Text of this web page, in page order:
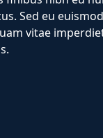
Sed eu
vitae